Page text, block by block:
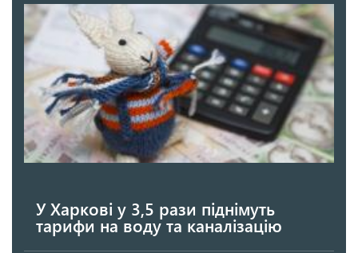
У Харкові у 3,5 рази піднімуть
тарифи на воду та каналізацію